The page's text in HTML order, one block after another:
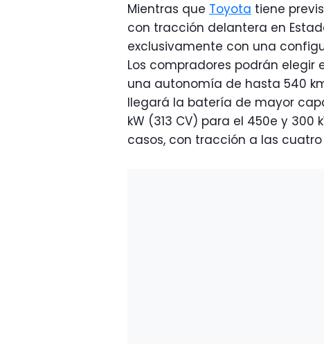
Mientras que Toyota tiene
con tracción delantera en
exclusivamente con una
Los compradores podrán elegir
una autonomía de hasta 540
llegará la batería de mayor
kW (313 CV) para el 450e y 300
casos, con tracción a las